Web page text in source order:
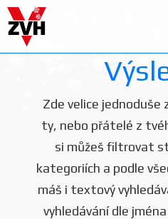
Zde velice jednoduše
ty, nebo přátelé z
si můžeš filtrovat
kategoriích a podle
máš i textový
vyhledávání dle